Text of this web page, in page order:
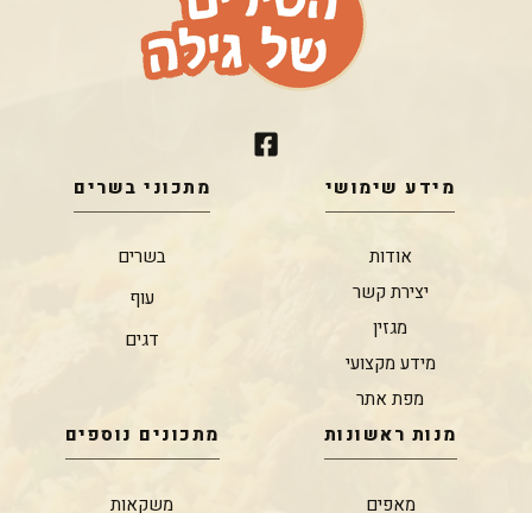
מידע שימושי
אודות
יצירת קשר
מגזין
מידע מקצועי
מפת אתר
מתכוני בשרים
בשרים
עוף
דגים
מנות ראשונות
מאפים
מתכונים נוספים
משקאות